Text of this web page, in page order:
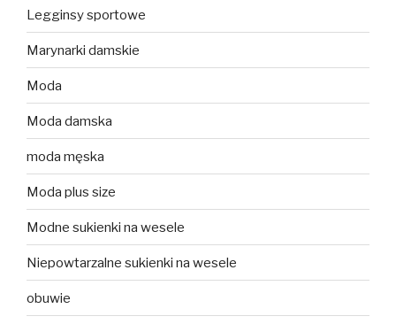
Legginsy sportowe
Marynarki damskie
Moda
Moda damska
moda męska
Moda plus size
Modne sukienki na wesele
Niepowtarzalne sukienki na wesele
obuwie